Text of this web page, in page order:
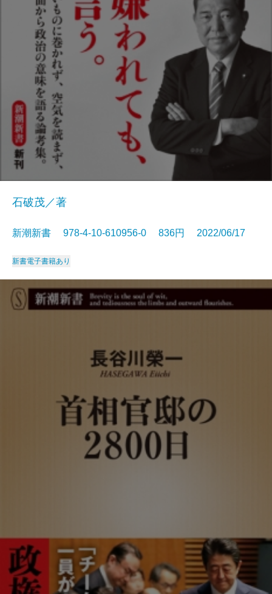
石破茂／著
新潮新書 978-4-10-610956-0 836円 2022/06/17
新書電子書籍あり